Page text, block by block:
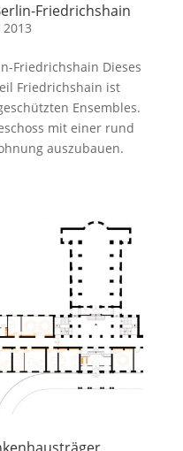
Friedrichshain
2013
Friedrichshain Dieses
Friedrichshain ist
Ensembles.
mit einer rund
auszubauen.